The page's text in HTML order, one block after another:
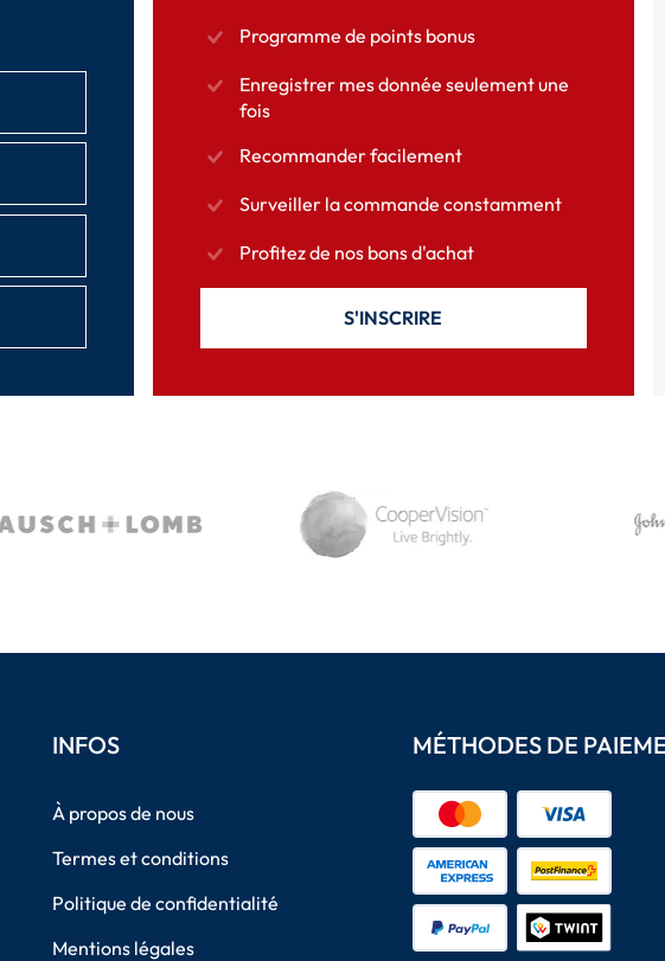
Programme de points bonus
Enregistrer mes donnée seulement une
fois
Recommander facilement
Surveiller la commande constamment
Profitez de nos bons d'achat
S'INSCRIRE
INFOS
À propos de nous
Termes et conditions
Politique de confidentialité
Mentions légales
MÉTHODES DE